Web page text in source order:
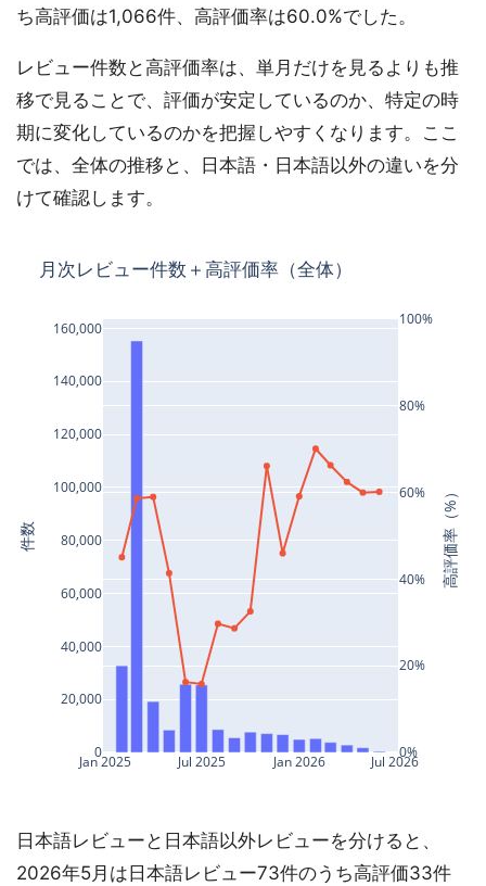
ち高評価は1,066件、高評価率は60.0%でした。
レビュー件数と高評価率は、単月だけを見るよりも推
移で見ることで、評価が安定しているのか、特定の時
期に変化しているのかを把握しやすくなります。ここ
では、全体の推移と、日本語・日本語以外の違いを分
けて確認します。
日本語レビューと日本語以外レビューを分けると、
2026年5月は日本語レビュー73件のうち高評価33件